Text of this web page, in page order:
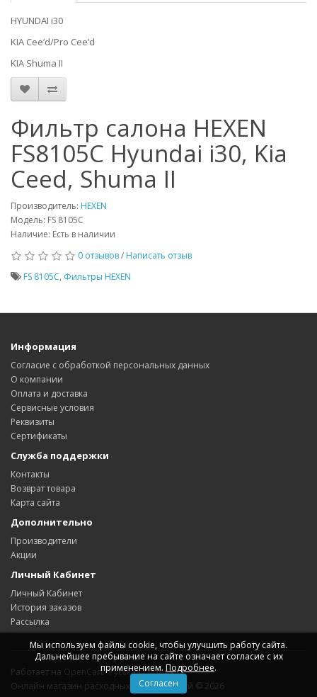
HYUNDAI i30
KIA Cee’d/Pro Cee’d
KIA Shuma II
Фильтр салона HEXEN
FS8105C Hyundai i30, Kia
Ceed, Shuma II
Производитель: HEXEN
Модель: FS 8105C
Наличие: Есть в наличии
0 отзывов/ Написать отзыв
FS 8105C, Фильтры HEXEN
Информация
Согласие с обработкой персональных данных
О компании
Оплата и доставка
Сервисные условия
Реквизиты
Сертификаты
Служба поддержки
Контакты
Возврат товара
Карта сайта
Дополнительно
Производители
Акции
Личный Кабинет
Личный Кабинет
История заказов
Рассылка
Работает на OpenCart "Русская сборка"
Онлайн магазин расходных автозапчастей © 2026
Мы используем файлы cookie, чтобы улучшить работу сайта.
Дальнейшее пребывание на сайте означает согласие с их
применением.Подробнее.
Согласен